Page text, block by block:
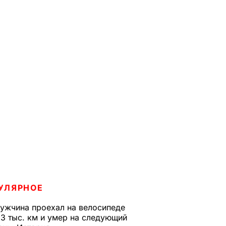
проехал на велосипеде
тыс. км и умер на следующий